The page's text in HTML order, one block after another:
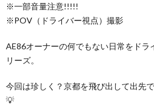
※一部音量注意!!!!!
※POV（ドライバー視点）撮影
AE86オーナーの何でもない日常をドラ
リーズ。
今回は珍しく？京都を飛び出して出先
💡